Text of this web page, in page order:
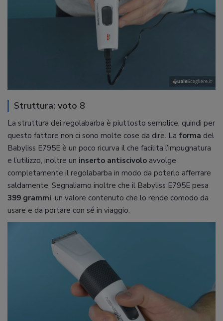
Struttura: voto 8
La struttura dei regolabarba è piuttosto semplice, quindi per
questo fattore non ci sono molte cose da dire. La forma del
Babyliss E795E è un poco ricurva il che facilita l’impugnatura
e l’utilizzo, inoltre un inserto antiscivolo avvolge
completamente il regolabarba in modo da poterlo afferrare
saldamente. Segnaliamo inoltre che il Babyliss E795E pesa
399 grammi, un valore contenuto che lo rende comodo da
usare e da portare con sé in viaggio.